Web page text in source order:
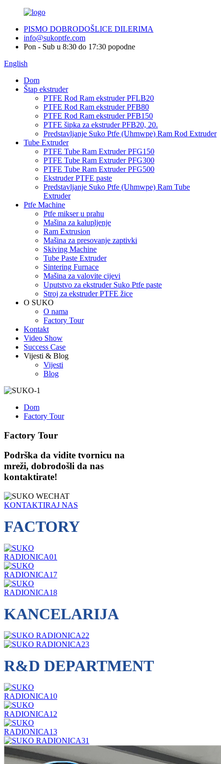
PISMO DOBRODOŠLICE DILERIMA
info@sukoptfe.com
Pon - Sub u 8:30 do 17:30 popodne
English
Dom
Štap ekstruder
PTFE Rod Ram ekstruder PFLB20
PTFE Rod Ram ekstruder PFB80
PTFE Rod Ram ekstruder PFB150
PTFE šipka za ekstruder PFB20, 20.
Predstavljanje Suko Ptfe (Uhmwpe) Ram Rod Extruder
Tube Extruder
PTFE Tube Ram Extruder PFG150
PTFE Tube Ram Extruder PFG300
PTFE Tube Ram Extruder PFG500
Ekstruder PTFE paste
Predstavljanje Suko Ptfe (Uhmwpe) Ram Tube
Extruder
Ptfe Machine
Ptfe mikser u prahu
Mašina za kalupljenje
Ram Extrusion
Mašina za presovanje zaptivki
Skiving Machine
Tube Paste Extruder
Sintering Furnace
Mašina za valovite cijevi
Uputstvo za ekstruder Suko Ptfe paste
Stroj za ekstruder PTFE žice
O SUKO
O nama
Factory Tour
Kontakt
Video Show
Success Case
Vijesti & Blog
Vijesti
Blog
Dom
Factory Tour
Factory Tour
Podrška da vidite tvornicu na
mreži, dobrodošli da nas
kontaktirate!
KONTAKTIRAJ NAS
FACTORY
KANCELARIJA
R&D DEPARTMENT